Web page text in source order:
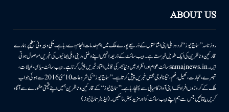
ABOUT US
روزنامہ ’’سماج نیوز‘‘ اُردو دہلی اپنی اشاعتوں کے ذریعے پورے ملک میں اہم خدمات انجام دے رہا ہے۔ ملکی وبیرونی سطح پر ہمارے
قارئین وناظرین کی ایک طویل فہرست ہے۔ ویب سائٹ کے ذریعہ انہیں اپنے وطنی، دینی وملی بھائیوں کی خبریں موصول ہوتی
ہیں۔samajnews.inسائٹ عوام اور انفراد میں دنیا بھر کی قابل اعتماد خبریں پیش کرتا ہے۔ ویب سائٹ سیاسی، خیالات،
تبصرے، تجارت، کھیل، فلم، ٹیکنالوجی جیسی خبریں پیش کرتا ہے۔ ’’سماج نیوز‘‘ کی شروعات 10مئی 2016 سے ہوئی جو اب
ملک کے کروڑوں افراد تک اپنی آواز کامیابی سے پہنچا رہا ہے۔ ’’سماج نیوز‘‘ کے قارئین وناظرین ہمیں اپنے قیمتی مشورے سے آگاہ
کریں یا بتائیں جس سے ہم اپنے ویب سائٹ کو اور مزید بہتر بناسکیں۔ (ایڈیٹر سماج نیوز)